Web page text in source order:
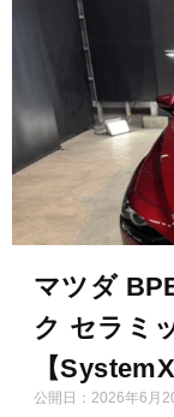
マツダ
ク セラミ
【
公開日： 2026年6月